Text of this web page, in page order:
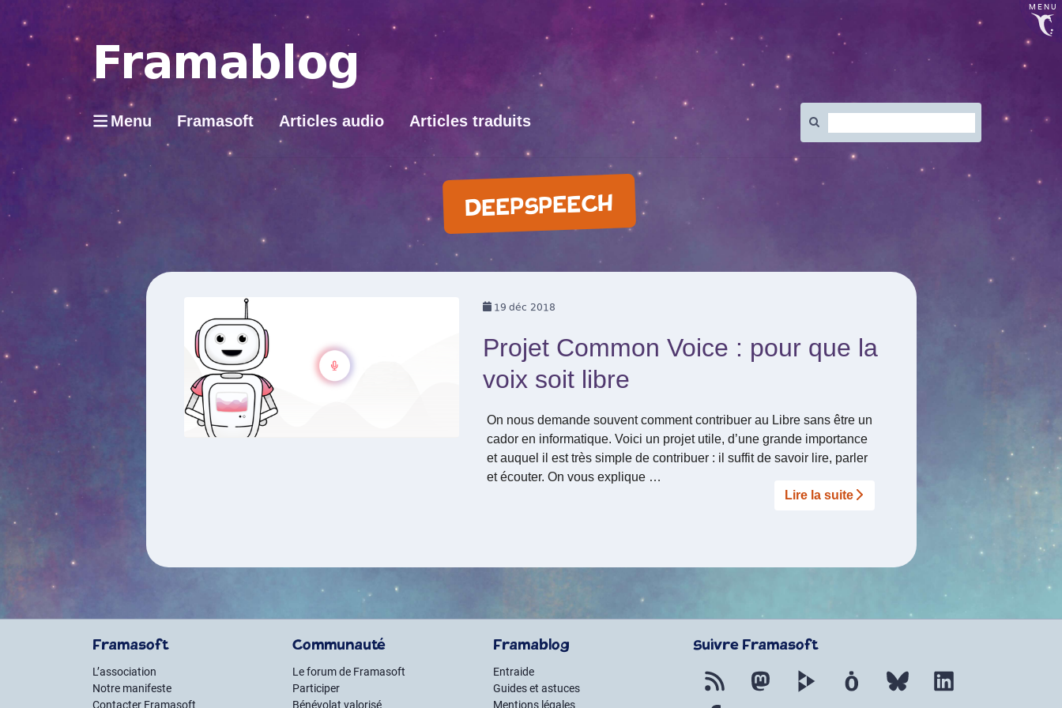
MENU
Menu Framasoft Articles audio Articles traduits
:
DEEPSPEECH
19 déc 2018
Projet Common Voice : pour que la
voix soit libre
On nous demande souvent comment contribuer au Libre sans être un
cador en informatique. Voici un projet utile, d’une grande importance
et auquel il est très simple de contribuer : il suffit de savoir lire, parler
et écouter. On vous explique …
Lire la suite­­
Framasoft
L’association
Notre manifeste
Contacter Framasoft
Communauté
Le forum de Framasoft
Participer
Bénévolat valorisé
Framablog
Entraide
Guides et astuces
Mentions légales
Suivre Framasoft
Flux RSS Mastodon PeerTube Mobilizon Bluesky